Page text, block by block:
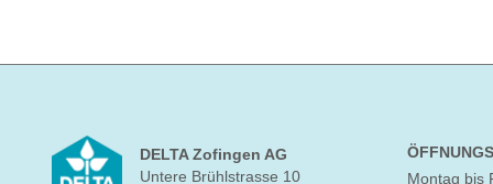
DELTA Zofingen AG
Untere Brühlstrasse 10
Montag bis